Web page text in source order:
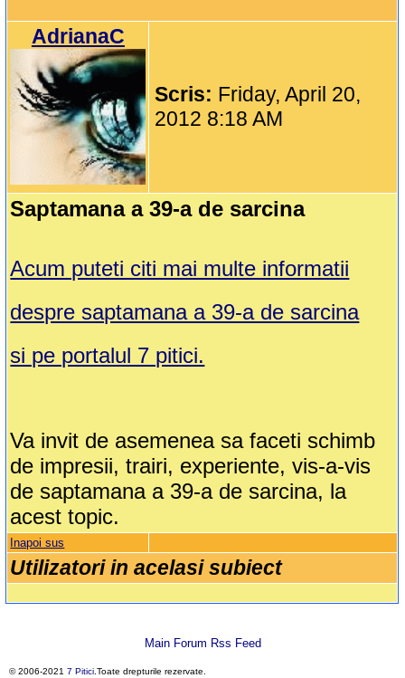
AdrianaC
Scris: Friday, April 20,
2012 8:18 AM
Saptamana a 39-a de sarcina
Acum puteti citi mai multe informatii
despre saptamana a 39-a de sarcina
si pe portalul 7 pitici.
Va invit de asemenea sa faceti schimb
de impresii, trairi, experiente, vis-a-vis
de saptamana a 39-a de sarcina, la
acest topic.
Inapoi sus
Utilizatori in acelasi subiect
Main Forum Rss Feed
© 2006-2021 7 Pitici.Toate drepturile rezervate.